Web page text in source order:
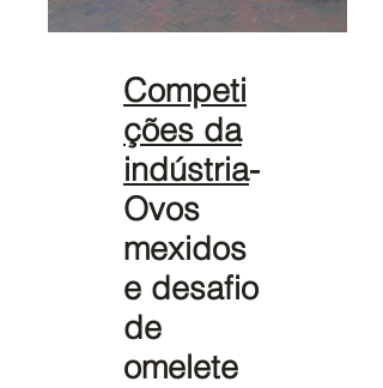
Competi
ções da
indústria-
Ovos
mexidos
e desafio
de
omelete